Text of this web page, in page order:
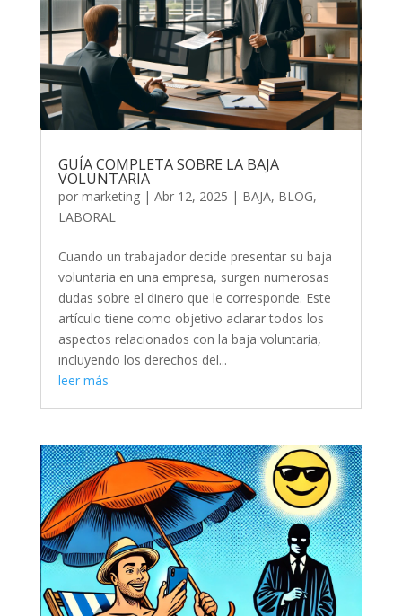
GUÍA COMPLETA SOBRE LA BAJA
VOLUNTARIA
por marketing| Abr 12, 2025 | BAJA, BLOG,
LABORAL
Cuando un trabajador decide presentar su baja
voluntaria en una empresa, surgen numerosas
dudas sobre el dinero que le corresponde. Este
artículo tiene como objetivo aclarar todos los
aspectos relacionados con la baja voluntaria,
incluyendo los derechos del...
leer más